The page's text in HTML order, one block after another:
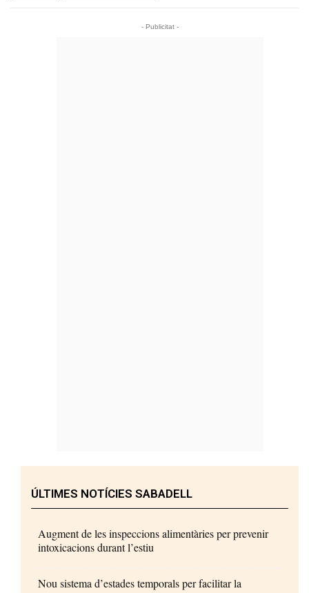
- Publicitat -
ÚLTIMES NOTÍCIES SABADELL
Augment de les inspeccions alimentàries per prevenir
intoxicacions durant l’estiu
Nou sistema d’estades temporals per facilitar la